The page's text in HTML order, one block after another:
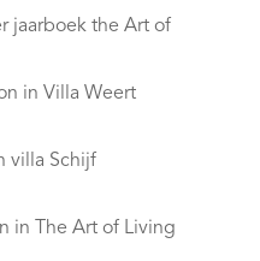
jaarboek the Art of
in Villa Weert
villa Schijf
in The Art of Living